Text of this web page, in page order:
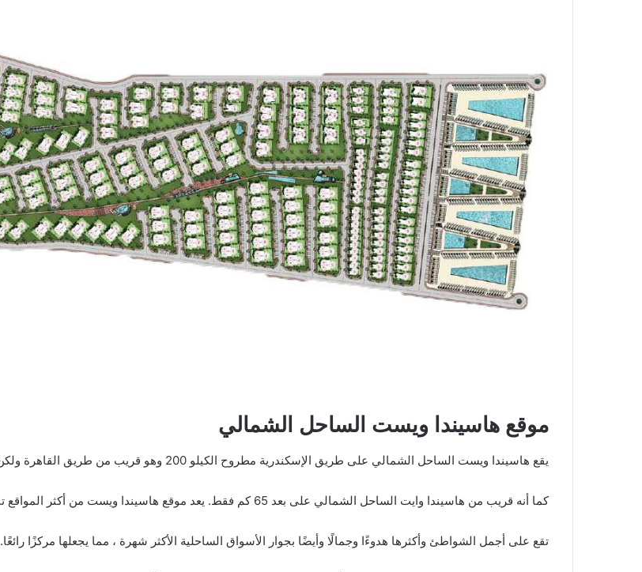
موقع هاسيندا ويست الساحل الشمالي
يقع هاسيندا ويست الساحل الشمالي على طريق الإسكندرية مطروح الكيلو 200 وهو قريب من طريق القاهرة ولكن على بعد كيلومترات قليلة.
كما أنه قريب من هاسيندا وايت الساحل الشمالي على بعد 65 كم فقط. يعد موقع هاسيندا ويست من أكثر المواقع تميزًا ، لأن بالم هيلز اختارت منطقة القرية بعناية شديدة.
تقع على أجمل الشواطئ وأكثرها هدوءًا وجمالًا وأيضًا بجوار الأسواق الساحلية الأكثر شهرة ، مما يجعلها مركزًا رائعًا.